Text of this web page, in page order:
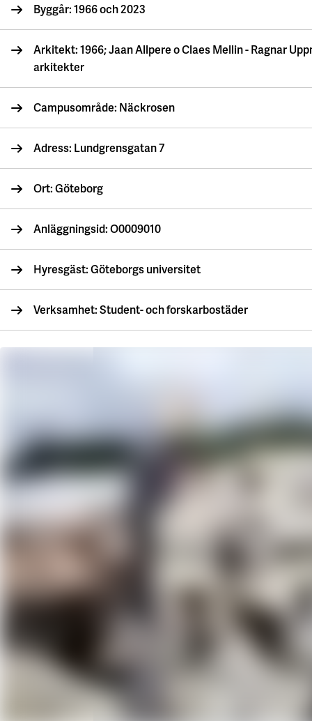
Umeå
Campus Umeå
Luleå
Campus Luleå
Karlstad
Karlstads universitet
Gävle
Skövde
Högskolan i Skövde
Borås
Högskolan i Borås
Press
Campusutveckling
Byggår: 1966 och 2023
Arkitekt: 1966; Jaan Allpere o Claes Mellin - Ragnar
arkitekter
Campusområde: Näckrosen
Adress: Lundgrensgatan 7
Ort: Göteborg
Anläggningsid: O0009010
Hyresgäst: Göteborgs universitet
Verksamhet: Student- och forskarbostäder